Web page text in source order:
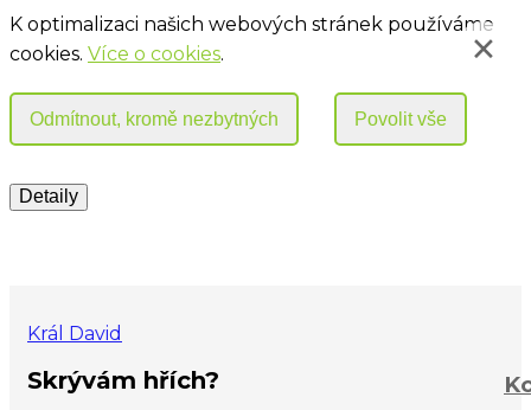
K optimalizaci našich webových stránek používáme
cookies. Více o cookies.
Král David
Skrývám hřích?